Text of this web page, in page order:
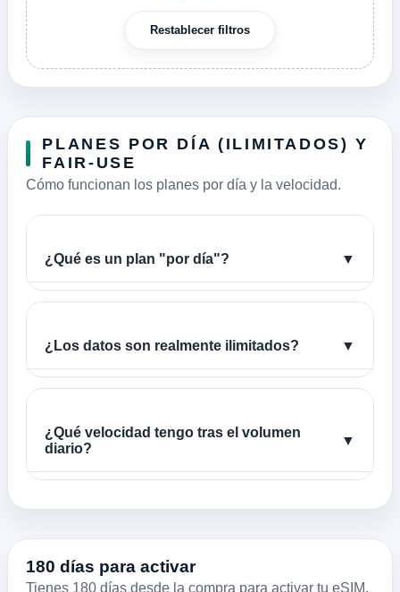
Restablecer filtros
PLANES POR DÍA (ILIMITADOS) Y
FAIR-USE
Cómo funcionan los planes por día y la velocidad.
¿Qué es un plan "por día"? ▼
¿Los datos son realmente ilimitados? ▼
¿Qué velocidad tengo tras el volumen
diario?
▼
180 días para activar
Tienes 180 días desde la compra para activar tu eSIM.